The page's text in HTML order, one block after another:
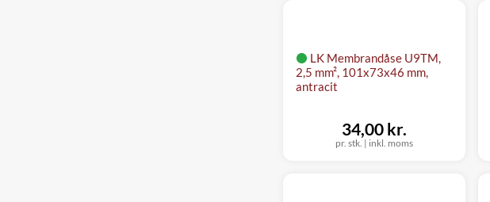
LK Membrandåse U9TM,
2,5 mm², 101x73x46 mm,
antracit
pr. stk. | inkl. moms
34,00 kr.